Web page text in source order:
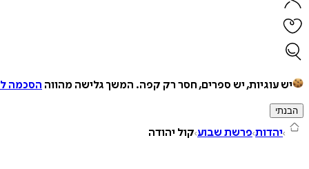
יש עוגיות, יש ספרים, חסר רק קפה. המשך גלישה מהווה הסכמה
הבנתי
יהדות פרשת שבוע קול יהודה